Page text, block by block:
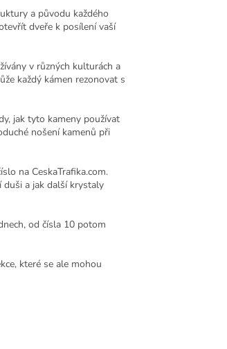
a původu každého
dveře k posílení vaší
v různých kulturách a
každý kámen rezonovat s
jak tyto kameny používat
nošení kamenů při
na CeskaTrafika.com.
duši a jak další krystaly
od čísla 10 potom
které se ale mohou